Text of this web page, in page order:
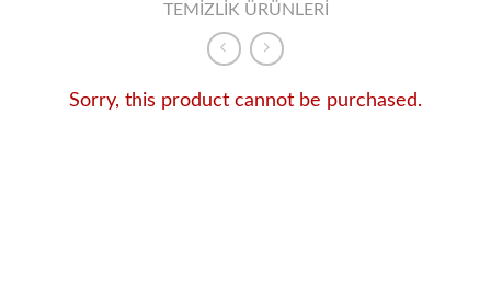
TEMIZLIK ÜRÜNLERI
Sorry, this product cannot be purchased.